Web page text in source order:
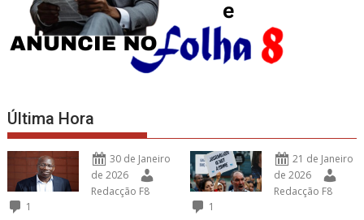
Última Hora
30 de Janeiro
de 2026
Redacção F8
1
21 de Janeiro
de 2026
Redacção F8
1